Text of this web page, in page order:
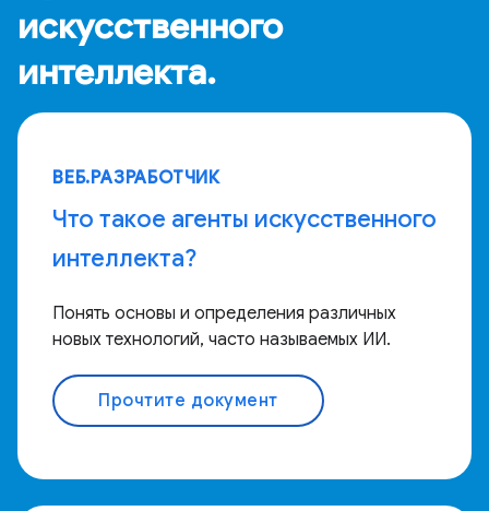
искусственного
интеллекта.
ВЕБ.РАЗРАБОТЧИК
Что такое агенты искусственного
интеллекта?
Понять основы и определения различных
новых технологий, часто называемых ИИ.
Прочтите документ